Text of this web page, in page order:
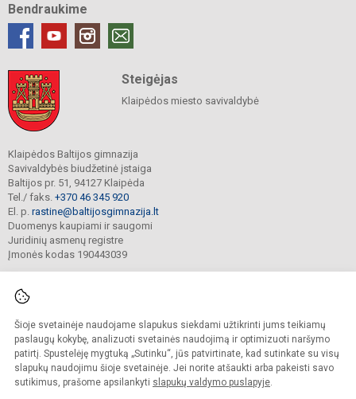
Šioje svetainėje naudojame slapukus siekdami užtikrinti jums teikiamų
paslaugų kokybę, analizuoti svetainės naudojimą ir optimizuoti naršymo
patirtį. Spustelėję mygtuką „Sutinku“, jūs patvirtinate, kad sutinkate su visų
slapukų naudojimu šioje svetainėje. Jei norite atšaukti arba pakeisti savo
sutikimus, prašome apsilankyti slapukų valdymo puslapyje.
Bendraukime
Steigėjas
Klaipėdos miesto savivaldybė
Klaipėdos Baltijos gimnazija
Savivaldybės biudžetinė įstaiga
Baltijos pr. 51, 94127 Klaipėda
Tel./ faks. +370 46 345 920
El. p. rastine@baltijosgimnazija.lt
Duomenys kaupiami ir saugomi
Juridinių asmenų registre
Įmonės kodas 190443039
© 2021. Klaipėdos Baltijos gimnazija. Visos teisės saugomos.
Kopijuoti turinį be raštiško gimnazijos sutikimo griežtai draudžiama.
Prieinamumo paraiška Slapukų valdymas
Sumanus būdas atnaujinti